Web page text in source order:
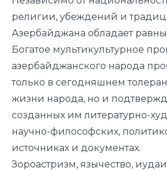
религии, убеждений и
Азербайджана обладает
Богатое мультикультурное
азербайджанского народа
только в сегодняшнем
жизни народа, но и
созданных им литературно-
научно-философских,
источниках и документах.
Зороастризм, язычество,